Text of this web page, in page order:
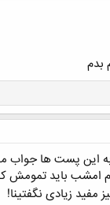
بدم
این پست ها جواب
امشب باید تمومش
زیادی نگفتینا!